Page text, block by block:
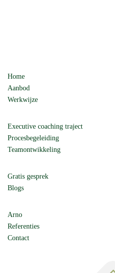
Home
Aanbod
Werkwijze
Executive coaching traject
Procesbegeleiding
Teamontwikkeling
Gratis gesprek
Blogs
Arno
Referenties
Contact